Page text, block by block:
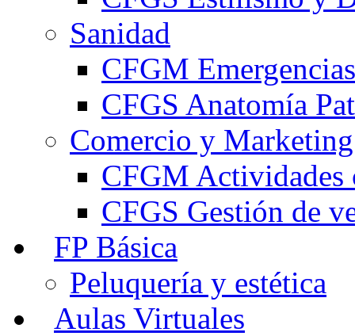
Sanidad
CFGM
CFGS Anatomía
Comercio y Marketing
CFGM Actividades
CFGS Gestión de
FP Básica
Peluquería y estética
Aulas Virtuales